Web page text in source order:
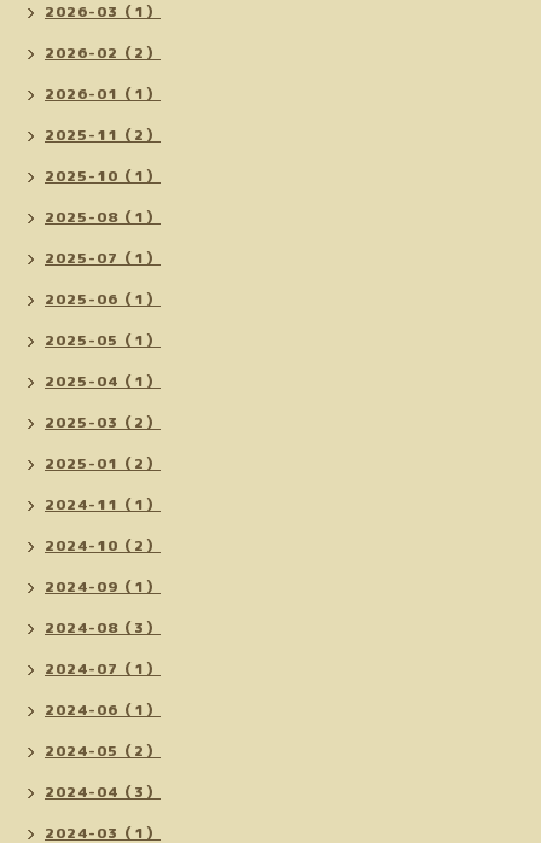
2026-03（1）
2026-02（2）
2026-01（1）
2025-11（2）
2025-10（1）
2025-08（1）
2025-07（1）
2025-06（1）
2025-05（1）
2025-04（1）
2025-03（2）
2025-01（2）
2024-11（1）
2024-10（2）
2024-09（1）
2024-08（3）
2024-07（1）
2024-06（1）
2024-05（2）
2024-04（3）
2024-03（1）